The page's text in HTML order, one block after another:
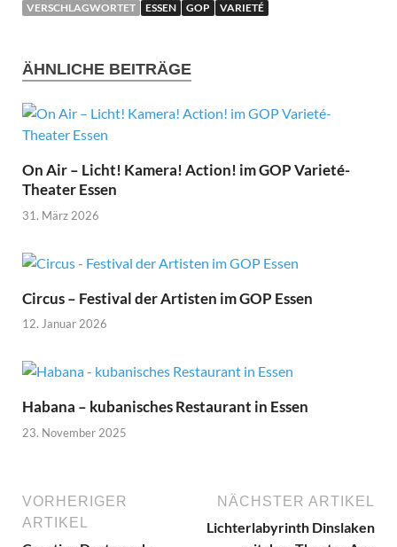
VERSCHLAGWORTET ESSEN GOP VARIETÉ
ÄHNLICHE BEITRÄGE
On Air – Licht! Kamera! Action! im GOP Varieté-
Theater Essen
31. März 2026
Circus – Festival der Artisten im GOP Essen
12. Januar 2026
Habana – kubanisches Restaurant in Essen
23. November 2025
VORHERIGER
ARTIKEL
NÄCHSTER ARTIKEL
Lichterlabyrinth Dinslaken